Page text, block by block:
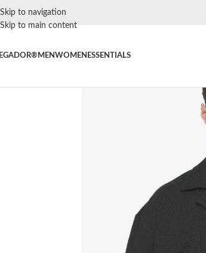
Skip to navigation
Skip to main content
MENWOMEN ESSENTIALS